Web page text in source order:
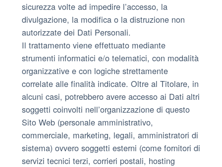
sicurezza volte ad impedire l’accesso, la
divulgazione, la modifica o la distruzione non
autorizzate dei Dati Personali.
Il trattamento viene effettuato mediante
strumenti informatici e/o telematici, con modalità
organizzative e con logiche strettamente
correlate alle finalità indicate. Oltre al Titolare, in
alcuni casi, potrebbero avere accesso ai Dati altri
soggetti coinvolti nell’organizzazione di questo
Sito Web (personale amministrativo,
commerciale, marketing, legali, amministratori di
sistema) ovvero soggetti esterni (come fornitori di
servizi tecnici terzi, corrieri postali, hosting